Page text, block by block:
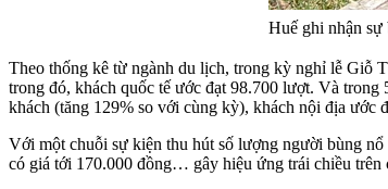
Huế ghi nhận
Theo thống kê từ ngành du lịch, trong kỳ nghỉ lễ Giỗ
trong đó, khách quốc tế ước đạt 98.700 lượt. Và
khách (tăng 129% so với cùng kỳ), khách nội địa ước
Với một chuỗi sự kiện thu hút số lượng người bùng nổ
có giá tới 170.000 đồng… gây hiệu ứng trái chiều trên